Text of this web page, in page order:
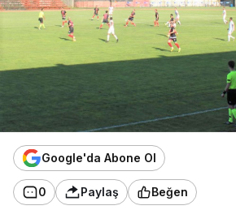
Google'da Abone Ol
0 Paylaş Beğen